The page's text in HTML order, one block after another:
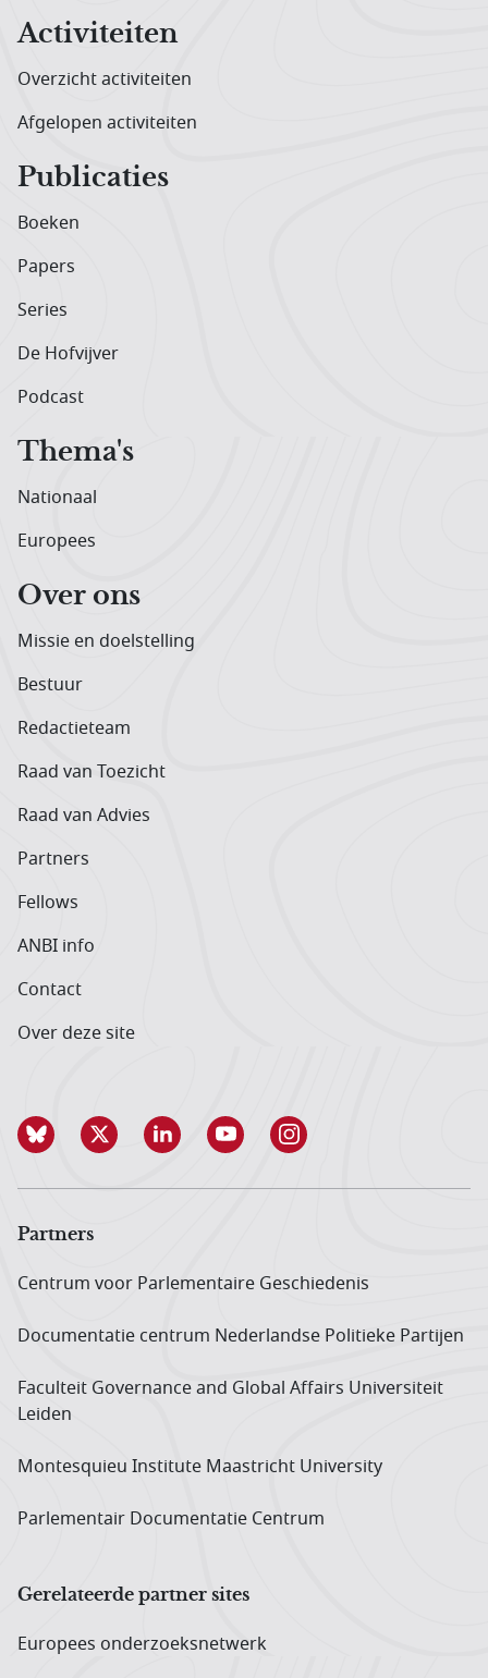
Activiteiten
Overzicht activiteiten
Afgelopen activiteiten
Publicaties
Boeken
Papers
Series
De Hofvijver
Podcast
Thema's
Nationaal
Europees
Over ons
Missie en doelstelling
Bestuur
Redactieteam
Raad van Toezicht
Raad van Advies
Partners
Fellows
ANBI info
Contact
Over deze site
Partners
Centrum voor Parlementaire Geschiedenis
Documentatie centrum Neder­landse Politieke Partijen
Faculteit Governance and Global Affairs Universiteit
Leiden
Montesquieu Institute Maastricht University
Parlementair Documentatie Centrum
Gerelateerde partner sites
Europees onderzoeks­netwerk